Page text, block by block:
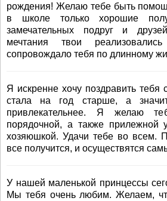
рождения! Желаю тебе быть
в школе только хорошие
замечательных подруг и
мечтания твои
сопровождало тебя по длинному
Я искренне хочу поздравить
стала на год старше, а
привлекательнее. Я желаю
порядочной, а также прилежной
хозяюшкой. Удачи тебе во всем.
все получится, и осуществятся
У нашей маленькой принцессы
Мы тебя очень любим. Желаем,